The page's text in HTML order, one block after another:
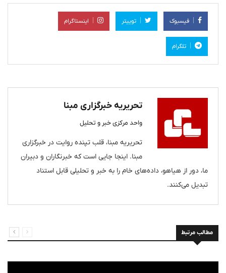
فیسبوک توییتر اینستاگرام
تلگرام
تحریریه خبرگزاری مبنا
واحد مرکزی خبر و تحلیل
تحریریه مبنا، قلب تپنده روایت در خبرگزاری
مبنا. اینجا جایی است که خبرنگاران و دبیران
ما، دور از هیاهو، داده‌های خام را به خبر و تحلیلی قابل استناد
تبدیل می‌کنند.
مطالب مرتبط